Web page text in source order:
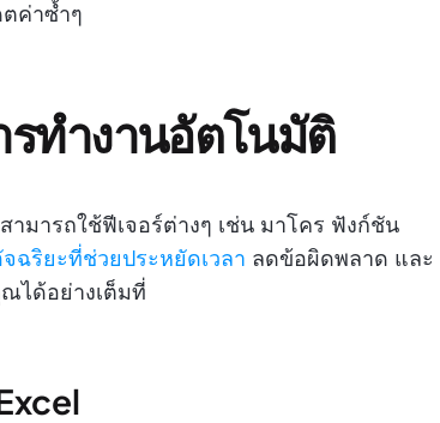
ค่าซ้ำๆ
รทำงานอัตโนมัติ
มารถใช้ฟีเจอร์ต่างๆ เช่น มาโคร ฟังก์ชัน
ฉริยะที่ช่วยประหยัดเวลา ลดข้อผิดพลาด และ
ได้อย่างเต็มที่